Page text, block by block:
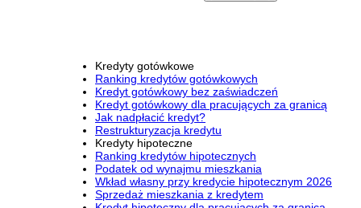
Kredyty gotówkowe
Ranking kredytów gotówkowych
Kredyt gotówkowy bez zaświadczeń
Kredyt gotówkowy dla pracujących za granicą
Jak nadpłacić kredyt?
Restrukturyzacja kredytu
Kredyty hipoteczne
Ranking kredytów hipotecznych
Podatek od wynajmu mieszkania
Wkład własny przy kredycie hipotecznym 2026
Sprzedaż mieszkania z kredytem